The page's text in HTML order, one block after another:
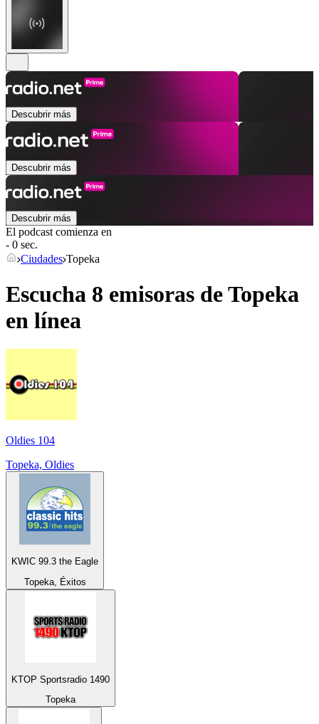
Descubrir más
Descubrir más
Descubrir más
El podcast comienza en
- 0 sec.
Ciudades Topeka
Escucha 8 emisoras deTopeka
en línea
Oldies 104
Topeka, Oldies
KWIC 99.3 the Eagle
Topeka, Éxitos
KTOP Sportsradio 1490
Topeka